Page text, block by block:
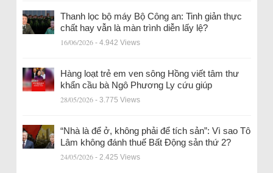
Thanh lọc bộ máy Bộ Công an: Tinh giản thực
chất hay vẫn là màn trình diễn lấy lệ?
16/06/2026 - 4.942 Views
Hàng loạt trẻ em ven sông Hồng viết tâm thư
khẩn cầu bà Ngô Phương Ly cứu giúp
28/05/2026 - 3.775 Views
“Nhà là để ở, không phải để tích sản”: Vì sao Tô
Lâm không đánh thuế Bất Động sản thứ 2?
24/05/2026 - 2.425 Views